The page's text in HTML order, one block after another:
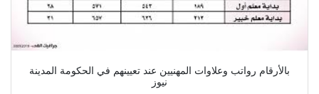
بالأرقام رواتب وعلاوات المهنيين عند تعيينهم في الحكومة المدينة
نيوز